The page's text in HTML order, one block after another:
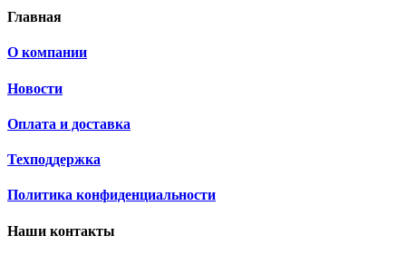
Главная
О компании
Новости
Оплата и доставка
Техподдержка
Политика конфиденциальности
Наши контакты